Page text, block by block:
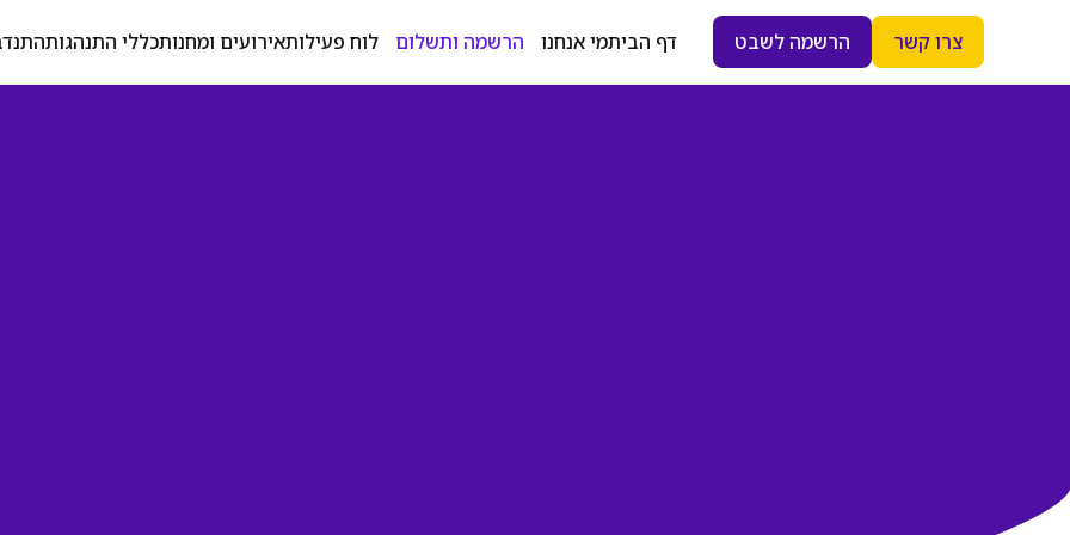
דף הביתמי אנחנו הרשמה ותשלום לוח פעילותאירועים ומחנותכללי התנהגות הרשמה לשבט צרו קשר